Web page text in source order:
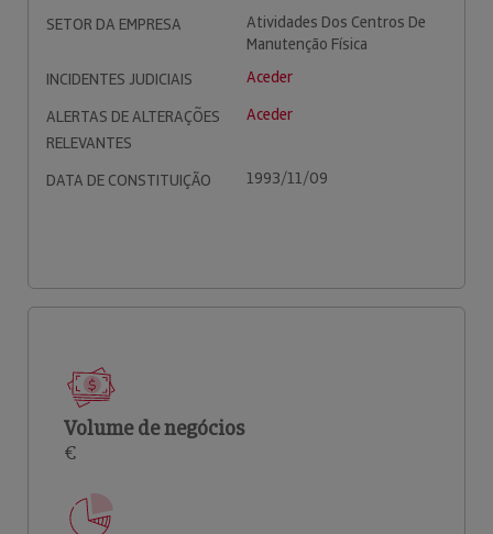
SETOR DA EMPRESA
Atividades Dos Centros De
Manutenção Física
INCIDENTES JUDICIAIS
Aceder
ALERTAS DE ALTERAÇÕES
RELEVANTES
Aceder
DATA DE CONSTITUIÇÃO 1993/11/09
Volume de negócios
€